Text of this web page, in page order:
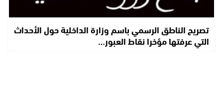
تصريح الناطق الرسمي باسم وزارة الداخلية حول الأحداث
التي عرفتها مؤخرا نقاط العبور…